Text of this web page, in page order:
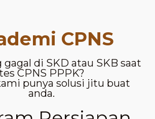
CPNS
gagal di SKD atau SKB saat
CPNS PPPK?
punya solusi jitu buat
anda.